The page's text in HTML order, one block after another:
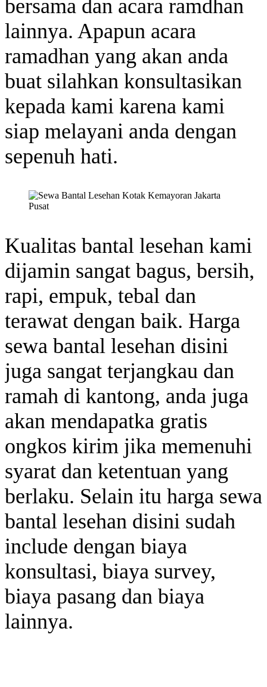
bersama dan acara ramdhan
lainnya. Apapun acara
ramadhan yang akan anda
buat silahkan konsultasikan
kepada kami karena kami
siap melayani anda dengan
sepenuh hati.
Kualitas bantal lesehan kami
dijamin sangat bagus, bersih,
rapi, empuk, tebal dan
terawat dengan baik. Harga
sewa bantal lesehan disini
juga sangat terjangkau dan
ramah di kantong, anda juga
akan mendapatka gratis
ongkos kirim jika memenuhi
syarat dan ketentuan yang
berlaku. Selain itu harga sewa
bantal lesehan disini sudah
include dengan biaya
konsultasi, biaya survey,
biaya pasang dan biaya
lainnya.